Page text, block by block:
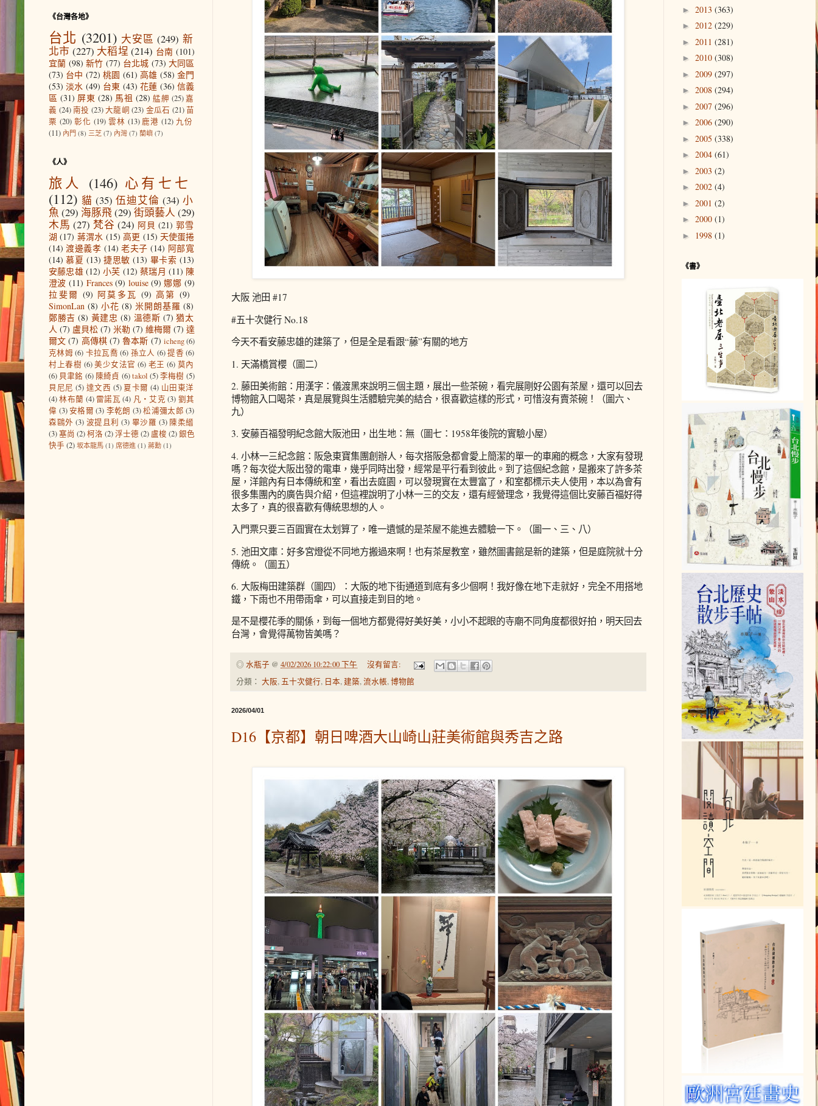
大阪 池田 #17
#五十次健行 No.18
今天不看安藤忠雄的建築了，但是全是看跟“藤”有關的地方
1. 天滿橋賞櫻（圖二）
2. 藤田美術館：用漢字：儀渡黑來說明三個主題，展出一些茶碗，看完展剛好公園有茶屋，還可以回去
博物館入口喝茶，真是展覽與生活體驗完美的結合，很喜歡這樣的形式，可惜沒有賣茶碗！（圖六、
九）
3. 安藤百福發明紀念館大阪池田，出生地：無（圖七：1958年後院的實驗小屋）
4. 小林一三紀念館：阪急東寶集團創辦人，每次搭阪急都會愛上簡潔的單一的車廂的概念，大家有發現
嗎？每次從大阪出發的電車，幾乎同時出發，經常是平行看到彼此。到了這個紀念館，是搬來了許多茶
屋，洋館內有日本傳統和室，看出去庭園，可以發現實在太豐富了，和室都標示夫人使用，本以為會有
很多集團內的廣告與介紹，但這裡說明了小林一三的交友，還有經營理念，我覺得這個比安藤百福好得
太多了，真的很喜歡有傳統思想的人。
入門票只要三百圓實在太划算了，唯一遺憾的是茶屋不能進去體驗一下。（圖一、三、八）
5. 池田文庫：好多宮燈從不同地方搬過來啊！也有茶屋教室，雖然圖書館是新的建築，但是庭院就十分
傳統。（圖五）
6. 大阪梅田建築群（圖四）：大阪的地下街通道到底有多少個啊！我好像在地下走就好，完全不用搭地
鐵，下雨也不用帶雨傘，可以直接走到目的地。
是不是櫻花季的關係，到每一個地方都覺得好美好美，小小不起眼的寺廟不同角度都很好拍，明天回去
台灣，會覺得萬物皆美嗎？
◎ 水瓶子 @ 4/02/2026 10:22:00 下午
沒有留言:
分類： 大阪, 五十次健行, 日本,建築,流水帳,博物館
2026/04/01
D16【京都】朝日啤酒大山崎山莊美術館與秀吉之路
《台灣各地》
台北 (3201) 大安區 (249) 新
北市 (227) 大稻埕 (214) 台南 (101)
宜蘭 (98) 新竹 (77) 台北城 (73) 大同區
(73) 台中 (72) 桃園 (61) 高雄 (58) 金門
(53) 淡水 (49) 台東 (43) 花蓮 (36) 信義
區 (31) 屏東 (28) 馬祖 (28) 艋舺 (25) 嘉
義 (24) 南投 (23)大龍峒 (23) 金瓜石 (21)苗
栗 (20) 彰化 (19) 雲林 (13) 鹿港 (12) 九份
(11) 內門 (8) 三芝 (7) 內灣 (7) 蘭嶼 (7)
《人》
旅人 (146) 心有七七
(112) 貓 (35) 伍迪艾倫 (34) 小
魚 (29) 海豚飛(29) 街頭藝人 (29)
木馬 (27) 梵谷 (24) 阿貝 (21) 郭雪
湖 (17) 蔣渭水 (15) 高更 (15) 天使蛋捲
(14) 渡邊義孝 (14) 老夫子 (14) 阿部寬
(14) 慕夏 (13) 捷思敏 (13) 畢卡索 (13)
安藤忠雄 (12) 小芙 (12) 蔡瑞月 (11) 陳
澄波 (11) Frances (9) louise (9) 娜娜 (9)
拉斐爾 (9) 阿莫多瓦 (9) 高第 (9)
SimonLan (8) 小花 (8) 米開朗基羅 (8)
鄭勝吉 (8) 黃建忠 (8) 溫德斯 (7) 猶太
人 (7) 盧貝松 (7) 米勒 (7) 維梅爾 (7) 達
爾文 (7) 高傳棋 (7) 魯本斯 (7) icheng(6)
克林姆 (6) 卡拉瓦喬 (6) 孫立人 (6)提香 (6)
村上春樹 (6) 美少女法官 (6) 老王 (6) 莫內
(6) 貝聿銘 (6) 陳綺貞 (6) takol (5)李梅樹 (5)
貝尼尼 (5) 達文西 (5) 夏卡爾 (4) 山田東洋
(4)林布蘭 (4) 雷諾瓦 (4) 凡‧艾克 (3) 劉其
偉 (3)安格爾 (3) 李乾朗 (3)松浦彌太郎 (3)
森鷗外 (3) 波提且利 (3) 畢沙羅 (3) 陳柔縉
(3)塞尚 (2)柯洛 (2)浮士德 (2) 盧梭 (2)銀色
快手 (2) 坂本龍馬 (1) 席德進 (1) 蔣勳 (1)
► 2013 (363)
► 2012 (229)
► 2011 (281)
► 2010 (308)
► 2009 (297)
► 2008 (294)
► 2007 (296)
► 2006 (290)
► 2005 (338)
► 2004 (61)
► 2003 (2)
► 2002 (4)
► 2001 (2)
► 2000 (1)
► 1998 (1)
《書》